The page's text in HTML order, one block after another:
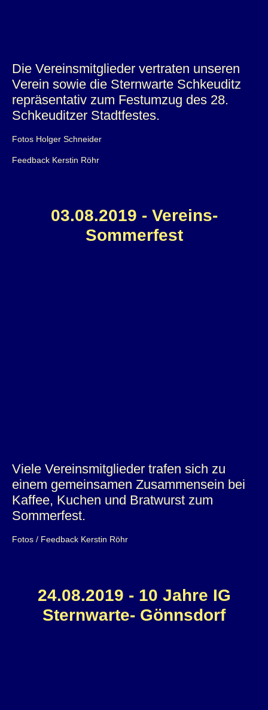
Die Vereinsmitglieder vertraten unseren
Verein sowie die Sternwarte Schkeuditz
repräsentativ zum Festumzug des 28.
Schkeuditzer Stadtfestes.
Fotos Holger Schneider
Feedback Kerstin Röhr
03.08.2019 - Vereins-
Sommerfest
Viele Vereinsmitglieder trafen sich zu
einem gemeinsamen Zusammensein bei
Kaffee, Kuchen und Bratwurst zum
Sommerfest.
Fotos / Feedback Kerstin Röhr
24.08.2019 - 10 Jahre IG
Sternwarte- Gönnsdorf